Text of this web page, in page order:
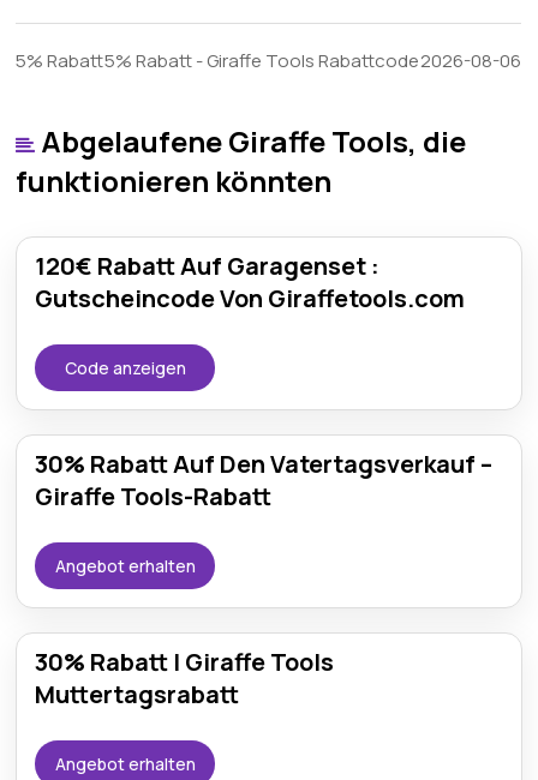
5% Rabatt5% Rabatt - Giraffe Tools Rabattcode2026-08-06
Abgelaufene Giraffe Tools, die
funktionieren könnten
120€ Rabatt Auf Garagenset :
Gutscheincode Von Giraffetools.com
Code anzeigen
30% Rabatt Auf Den Vatertagsverkauf –
Giraffe Tools-Rabatt
Angebot erhalten
30% Rabatt | Giraffe Tools
Muttertagsrabatt
Angebot erhalten